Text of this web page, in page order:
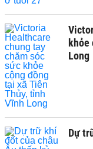
khỏe
Long
Dự